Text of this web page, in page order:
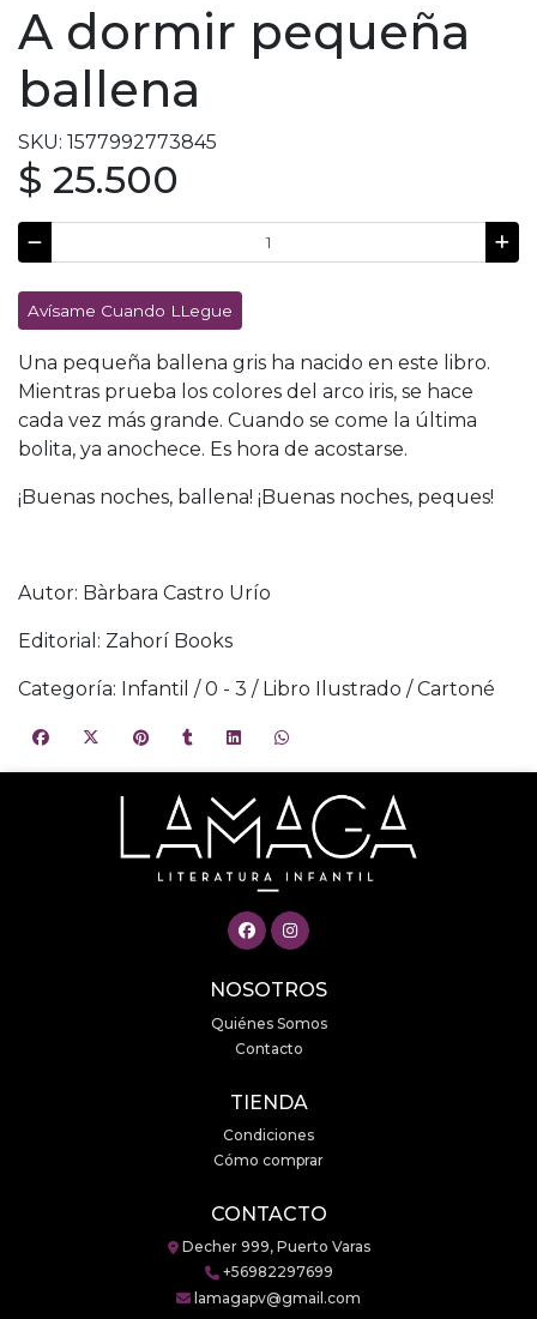
A dormir pequeña
ballena
SKU: 1577992773845
$ 25.500
Avísame Cuando LLegue
Una pequeña ballena gris ha nacido en este libro.
Mientras prueba los colores del arco iris, se hace
cada vez más grande. Cuando se come la última
bolita, ya anochece. Es hora de acostarse.
¡Buenas noches, ballena! ¡Buenas noches, peques!
Autor: Bàrbara Castro Urío
Editorial: Zahorí Books
Categoría: Infantil / 0 - 3 / Libro Ilustrado / Cartoné
NOSOTROS
Quiénes Somos
Contacto
TIENDA
Condiciones
Cómo comprar
CONTACTO
Decher 999, Puerto Varas
+56982297699
lamagapv@gmail.com